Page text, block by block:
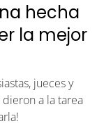
hecha
la mejor
jueces y
a la tarea